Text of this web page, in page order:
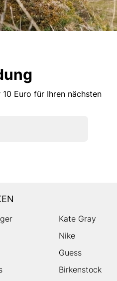
Euro für Ihren nächsten
Kate Gray
Nike
Guess
Birkenstock